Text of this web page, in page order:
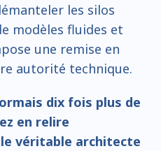
les silos
modèles fluides et
une remise en
autorité technique.
dix fois plus de
en relire
véritable architecte